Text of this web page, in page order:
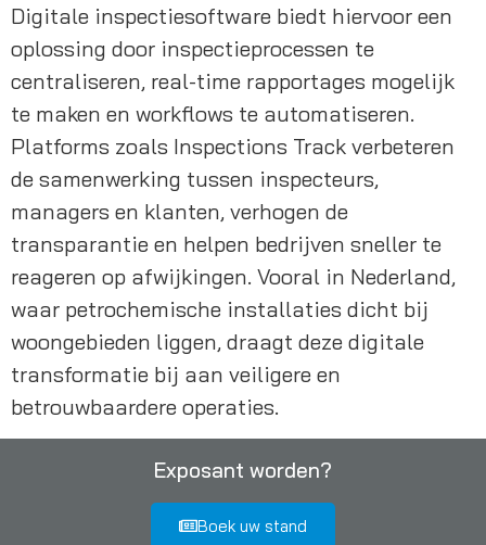
Digitale inspectiesoftware biedt hiervoor een
oplossing door inspectieprocessen te
centraliseren, real-time rapportages mogelijk
te maken en workflows te automatiseren.
Platforms zoals Inspections Track verbeteren
de samenwerking tussen inspecteurs,
managers en klanten, verhogen de
transparantie en helpen bedrijven sneller te
reageren op afwijkingen. Vooral in Nederland,
waar petrochemische installaties dicht bij
woongebieden liggen, draagt deze digitale
transformatie bij aan veiligere en
betrouwbaardere operaties.
Exposant worden?
Boek uw stand